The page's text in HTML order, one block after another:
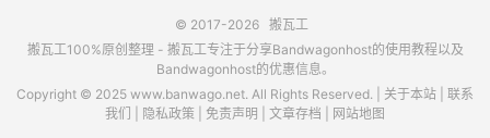
© 2017-2026 搬瓦工
搬瓦工100%原创整理 - 搬瓦工专注于分享Bandwagonhost的使用教程以及
Bandwagonhost的优惠信息。
Copyright © 2025 www.banwago.net. All Rights Reserved. | 关于本站
联系
我们
隐私政策 免责声明 文章存档 网站地图